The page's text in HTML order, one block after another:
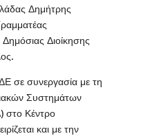
Δημήτρης
Διοίκησης
σε συνεργασία με τη
Συστημάτων
στο Κέντρο
και με την